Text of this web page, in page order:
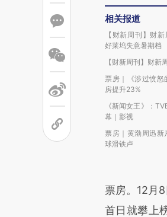
相关报道
【财新周刊】财
好莱坞失意暑期档
【财新周刊】财新
票房｜《涉过愤
房提升23%
《新闻女王》：
幕｜影视
票房｜黄渤周迅新
球滑铁卢
票房。12月
首日就攀上